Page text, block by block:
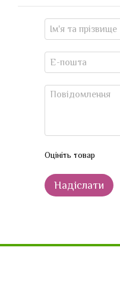
Оцініть товар
Надіслати